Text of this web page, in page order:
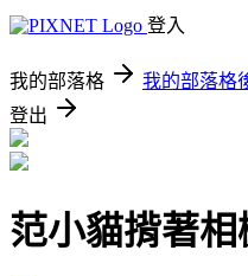
登入
我的部落格 我的部落格
登出
范小貓揹著